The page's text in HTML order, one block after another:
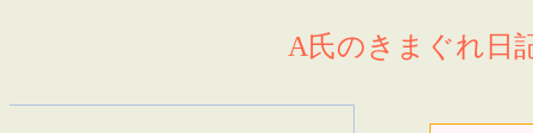
A氏のきまぐれ日